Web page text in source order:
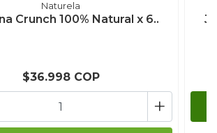
Naturela
Crunch 100% Natural x 6..
$36.998 COP
+